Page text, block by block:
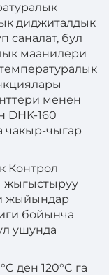
диджиталдык
саналат, бул
маанилери
менен
DHK-160
чакыр-чыгар
Контрол
жыгыстыруу
жыйындар
бойынча
ушунда
ден 120°C га